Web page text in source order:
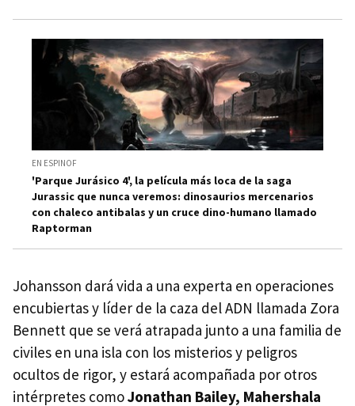
EN ESPINOF
'Parque Jurásico 4', la película más loca de la saga
Jurassic que nunca veremos: dinosaurios mercenarios
con chaleco antibalas y un cruce dino-humano llamado
Raptorman
Johansson dará vida a una experta en operaciones
encubiertas y líder de la caza del ADN llamada Zora
Bennett que se verá atrapada junto a una familia de
civiles en una isla con los misterios y peligros
ocultos de rigor, y estará acompañada por otros
intérpretes comoJonathan Bailey, Mahershala